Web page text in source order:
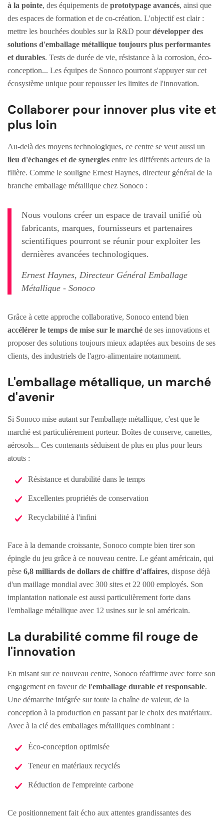
à la pointe, des équipements de prototypage avancés, ainsi que
des espaces de formation et de co-création. L'objectif est clair :
mettre les bouchées doubles sur la R&D pourdévelopper des
solutions d'emballage métallique toujours plus performantes
et durables. Tests de durée de vie, résistance à la corrosion, éco-
conception... Les équipes de Sonoco pourront s'appuyer sur cet
écosystème unique pour repousser les limites de l'innovation.
Collaborer pour innover plus vite et
plus loin
Au-delà des moyens technologiques, ce centre se veut aussi un
lieu d'échanges et de synergies entre les différents acteurs de la
filière. Comme le souligne Ernest Haynes, directeur général de la
branche emballage métallique chez Sonoco :
Nous voulons créer un espace de travail unifié où
fabricants, marques, fournisseurs et partenaires
scientifiques pourront se réunir pour exploiter les
dernières avancées technologiques.
Ernest Haynes, Directeur Général Emballage
Métallique - Sonoco
Grâce à cette approche collaborative, Sonoco entend bien
accélérer le temps de mise sur le marché de ses innovations et
proposer des solutions toujours mieux adaptées aux besoins de ses
clients, des industriels de l'agro-alimentaire notamment.
L'emballage métallique, un marché
d'avenir
Si Sonoco mise autant sur l'emballage métallique, c'est que le
marché est particulièrement porteur. Boîtes de conserve, canettes,
aérosols... Ces contenants séduisent de plus en plus pour leurs
atouts :
Résistance et durabilité dans le temps
Excellentes propriétés de conservation
Recyclabilité à l'infini
Face à la demande croissante, Sonoco compte bien tirer son
épingle du jeu grâce à ce nouveau centre. Le géant américain, qui
pèse 6,8 milliards de dollars de chiffre d'affaires, dispose déjà
d'un maillage mondial avec 300 sites et 22 000 employés. Son
implantation nationale est aussi particulièrement forte dans
l'emballage métallique avec 12 usines sur le sol américain.
La durabilité comme fil rouge de
l'innovation
En misant sur ce nouveau centre, Sonoco réaffirme avec force son
engagement en faveur de l'emballage durable et responsable.
Une démarche intégrée sur toute la chaîne de valeur, de la
conception à la production en passant par le choix des matériaux.
Avec à la clé des emballages métalliques combinant :
Éco-conception optimisée
Teneur en matériaux recyclés
Réduction de l'empreinte carbone
Ce positionnement fait écho aux attentes grandissantes des